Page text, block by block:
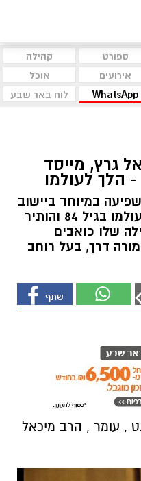
ספורט
קהילה
אירועים
אוכל
WhatsApp לוח באר שבע
גרץ, מייסד
הלך לעולמו
במיוחד ביישוב
ואהוב על ידי רבים - הלך לעולמו בגיל 84 והותיר
שלו כואבים
דרך, בעל רוחב
, עומר , הרב מיכאל